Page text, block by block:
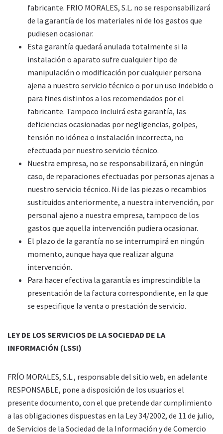
fabricante. FRIO MORALES, S.L. no se responsabilizará
de la garantía de los materiales ni de los gastos que
pudiesen ocasionar.
Esta garantía quedará anulada totalmente si la
instalación o aparato sufre cualquier tipo de
manipulación o modificación por cualquier persona
ajena a nuestro servicio técnico o por un uso indebido o
para fines distintos a los recomendados por el
fabricante. Tampoco incluirá esta garantía, las
deficiencias ocasionadas por negligencias, golpes,
tensión no idónea o instalación incorrecta, no
efectuada por nuestro servicio técnico.
Nuestra empresa, no se responsabilizará, en ningún
caso, de reparaciones efectuadas por personas ajenas a
nuestro servicio técnico. Ni de las piezas o recambios
sustituidos anteriormente, a nuestra intervención, por
personal ajeno a nuestra empresa, tampoco de los
gastos que aquella intervención pudiera ocasionar.
El plazo de la garantía no se interrumpirá en ningún
momento, aunque haya que realizar alguna
intervención.
Para hacer efectiva la garantía es imprescindible la
presentación de la factura correspondiente, en la que
se especifique la venta o prestación de servicio.
LEY DE LOS SERVICIOS DE LA SOCIEDAD DE LA
INFORMACIÓN (LSSI)
FRÍO MORALES, S.L., responsable del sitio web, en adelante
RESPONSABLE, pone a disposición de los usuarios el
presente documento, con el que pretende dar cumplimiento
a las obligaciones dispuestas en la Ley 34/2002, de 11 de julio,
de Servicios de la Sociedad de la Información y de Comercio